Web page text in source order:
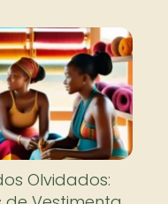
Olvidados: